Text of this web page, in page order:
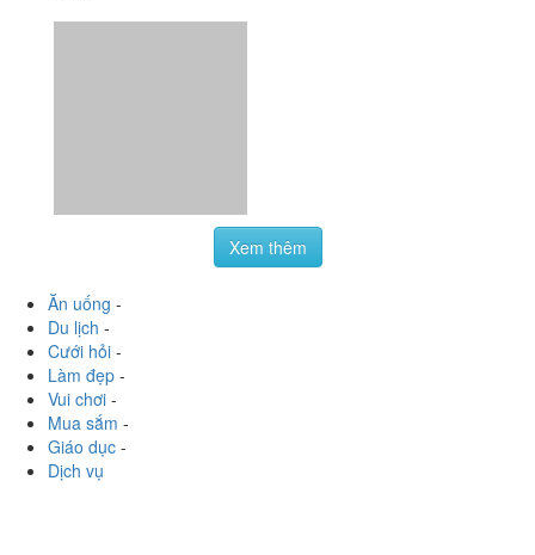
Xem thêm
Ăn uống -
Du lịch -
Cưới hỏi -
Làm đẹp -
Vui chơi -
Mua sắm -
Giáo dục -
Dịch vụ